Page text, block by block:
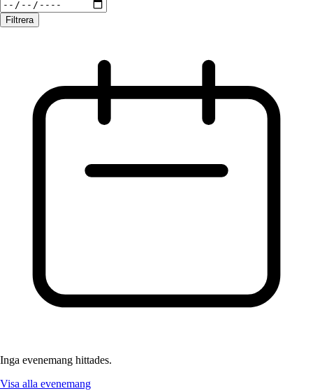
Filtrera
Inga evenemang hittades.
Visa alla evenemang